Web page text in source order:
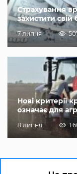
Страхування
захистити свій
7 липня
Нові критерії
означає для
8 липня 1